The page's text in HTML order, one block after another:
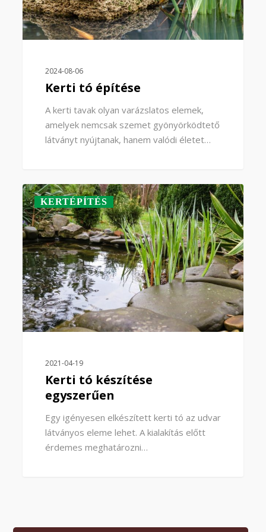
2024-08-06
Kerti tó építése
A kerti tavak olyan varázslatos elemek,
amelyek nemcsak szemet gyönyörködtető
látványt nyújtanak, hanem valódi életet…
KERTÉPÍTÉS
2021-04-19
Kerti tó készítése
egyszerűen
Egy igényesen elkészített kerti tó az udvar
látványos eleme lehet. A kialakítás előtt
érdemes meghatározni…
0